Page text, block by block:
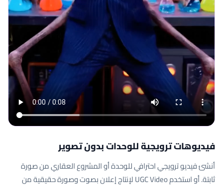
فيديوهات ترويجية للوحدات بدون تصوير
أنشئ فيديو ترويجي احترافي للوحدة أو المشروع العقاري من صورة
ثابتة. أو استخدم UGC Video لإنتاج إعلان بصوت وصورة حقيقية من